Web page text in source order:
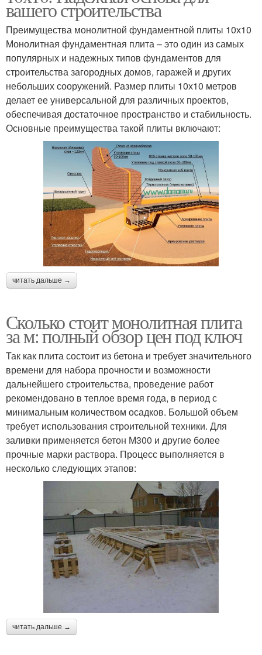
вашего строительства
Преимущества монолитной фундаментной плиты 10х10
Монолитная фундаментная плита – это один из самых
популярных и надежных типов фундаментов для
строительства загородных домов, гаражей и других
небольших сооружений. Размер плиты 10х10 метров
делает ее универсальной для различных проектов,
обеспечивая достаточное пространство и стабильность.
Основные преимущества такой плиты включают:
читать дальше →
Сколько стоит монолитная плита
за м: полный обзор цен под ключ
Так как плита состоит из бетона и требует значительного
времени для набора прочности и возможности
дальнейшего строительства, проведение работ
рекомендовано в теплое время года, в период с
минимальным количеством осадков. Большой объем
требует использования строительной техники. Для
заливки применяется бетон М300 и другие более
прочные марки раствора. Процесс выполняется в
несколько следующих этапов:
читать дальше →